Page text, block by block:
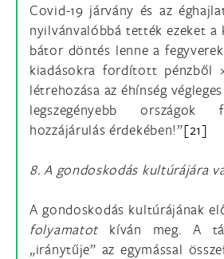
Covid-19 járvány és az
nyilvánvalóbbá tették ezeket a
bátor döntés lenne a
kiadásokra fordított pénzből
létrehozása az éhínség
legszegényebb országok
hozzájárulás érdekében!”[21]
8. A gondoskodás kultúrájára
A gondoskodás kultúrájának
folyamatot kíván meg. A
„iránytűje” az egymással